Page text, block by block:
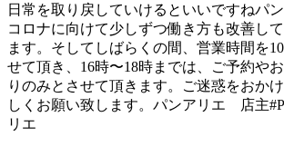
日常を取り戻していけるといいですねパ
コロナに向けて少しずつ働き方も改善し
ます。そしてしばらくの間、営業時間を
せて頂き、16時〜18時までは、ご予約や
りのみとさせて頂きます。ご迷惑をおか
しくお願い致します。パンアリエ 店主
リエ